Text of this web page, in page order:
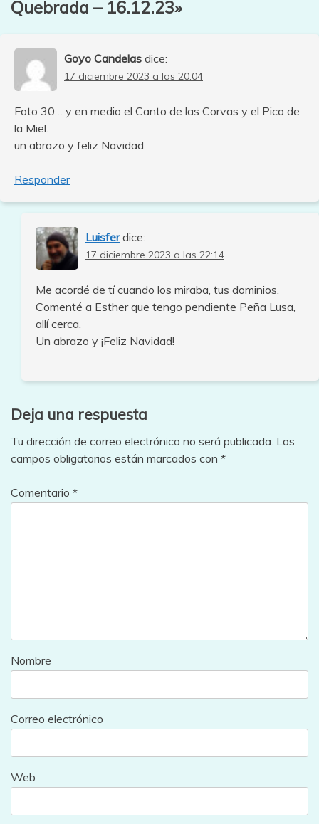
Quebrada – 16.12.23»
Goyo Candelas dice:
17 diciembre 2023 a las 20:04
Foto 30… y en medio el Canto de las Corvas y el Pico de
la Miel.
un abrazo y feliz Navidad.
Responder
Luisfer dice:
17 diciembre 2023 a las 22:14
Me acordé de tí cuando los miraba, tus dominios.
Comenté a Esther que tengo pendiente Peña Lusa,
allí cerca.
Un abrazo y ¡Feliz Navidad!
Deja una respuesta
Tu dirección de correo electrónico no será publicada. Los
campos obligatorios están marcados con *
Comentario *
Nombre
Correo electrónico
Web